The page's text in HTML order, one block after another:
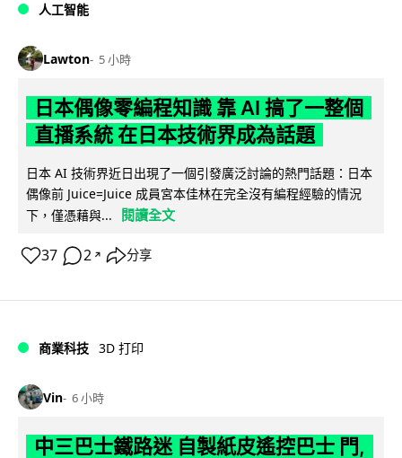
人工智能
Lawton 5 小時
日本偶像零編程知識 靠 AI 搞了一整個
直播系統 在日本技術界成為話題
日本 AI 技術界近日出現了一個引發廣泛討論的熱門話題：日本
偶像前 Juice=Juice 成員宮本佳林在完全沒有編程經驗的情況
下，僅憑藉與...
閱讀全文
37 2 ↗ 分享
商業科技 3D 打印
Vin 6 小時
中三巴士鐵路迷 自製紙皮遙控巴士 門,